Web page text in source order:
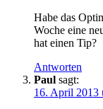
Habe das
Woche eine
hat einen Tip?
Antworten
Paul sagt:
16. April 2013